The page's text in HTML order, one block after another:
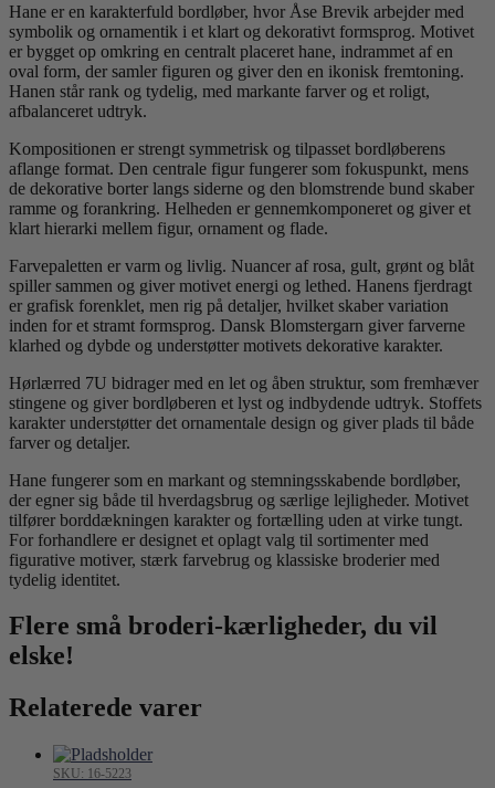
Hane er en karakterfuld bordløber, hvor Åse Brevik arbejder med
symbolik og ornamentik i et klart og dekorativt formsprog. Motivet
er bygget op omkring en centralt placeret hane, indrammet af en
oval form, der samler figuren og giver den en ikonisk fremtoning.
Hanen står rank og tydelig, med markante farver og et roligt,
afbalanceret udtryk.
Kompositionen er strengt symmetrisk og tilpasset bordløberens
aflange format. Den centrale figur fungerer som fokuspunkt, mens
de dekorative borter langs siderne og den blomstrende bund skaber
ramme og forankring. Helheden er gennemkomponeret og giver et
klart hierarki mellem figur, ornament og flade.
Farvepaletten er varm og livlig. Nuancer af rosa, gult, grønt og blåt
spiller sammen og giver motivet energi og lethed. Hanens fjerdragt
er grafisk forenklet, men rig på detaljer, hvilket skaber variation
inden for et stramt formsprog. Dansk Blomstergarn giver farverne
klarhed og dybde og understøtter motivets dekorative karakter.
Hørlærred 7U bidrager med en let og åben struktur, som fremhæver
stingene og giver bordløberen et lyst og indbydende udtryk. Stoffets
karakter understøtter det ornamentale design og giver plads til både
farver og detaljer.
Hane fungerer som en markant og stemningsskabende bordløber,
der egner sig både til hverdagsbrug og særlige lejligheder. Motivet
tilfører borddækningen karakter og fortælling uden at virke tungt.
For forhandlere er designet et oplagt valg til sortimenter med
figurative motiver, stærk farvebrug og klassiske broderier med
tydelig identitet.
Flere små broderi-kærligheder, du vil
elske!
Relaterede varer
SKU: 16-5223